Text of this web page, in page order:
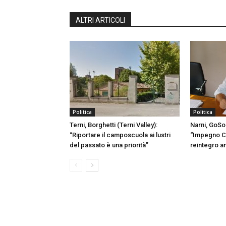
ALTRI ARTICOLI
Politica
Terni, Borghetti (Terni Valley):
“Riportare il camposcuola ai lustri
del passato è una priorità”
Politica
Narni,
“Impegno
reintegro